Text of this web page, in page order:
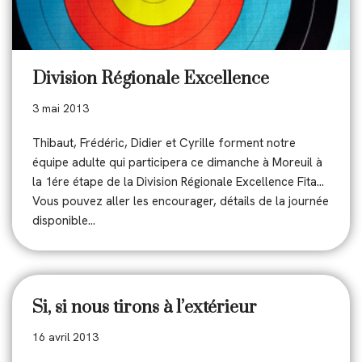
Division Régionale Excellence
3 mai 2013
Thibaut, Frédéric, Didier et Cyrille forment notre
équipe adulte qui participera ce dimanche à Moreuil à
la 1ére étape de la Division Régionale Excellence Fita…
Vous pouvez aller les encourager, détails de la journée
disponible…
Si, si nous tirons à l’extérieur
16 avril 2013